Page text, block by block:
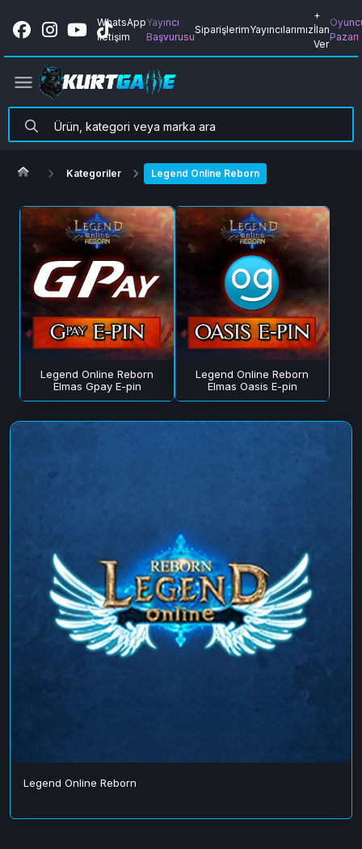
WhatsApp
İletişim
Yayıncı
Başvurusu
SiparişlerimYayıncılarımız
+
İlan
Ver
Pazarı
Kategoriler Legend Online Reborn
Legend Online Reborn
Elmas Gpay E-pin
Legend Online Reborn
Elmas Oasis E-pin
Legend Online Reborn